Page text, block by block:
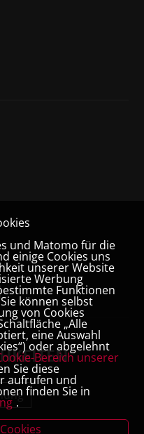
und Matomo für die
einige Cookies uns
unserer Website
Werbung
Funktionen
können selbst
von Cookies
„Alle
eine Auswahl
oder abgelehnt
Bereich unserer
Sie diese
aufrufen und
finden Sie in
.